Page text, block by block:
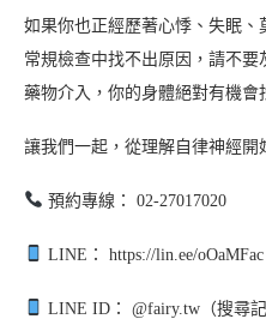
如果你也正經歷著心悸、失眠
常規檢查中找不出原因，請不
藥物介入，你的身體絕對有機會
讓我們一起，從理解自律神經開
預約專線： 02-27017020
LINE： https://lin.ee/oOaMFac
LINE ID： @fairy.tw（搜尋記